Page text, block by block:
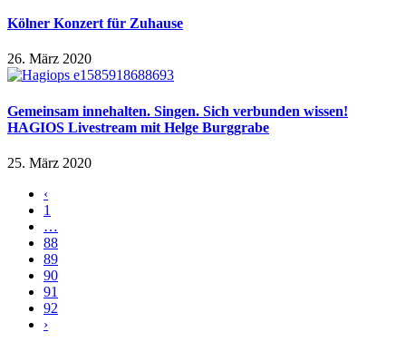
Kölner Konzert für Zuhause
26. März 2020
Gemeinsam innehalten. Singen. Sich verbunden wissen!
HAGIOS Livestream mit Helge Burggrabe
25. März 2020
‹
1
…
88
89
90
91
92
›